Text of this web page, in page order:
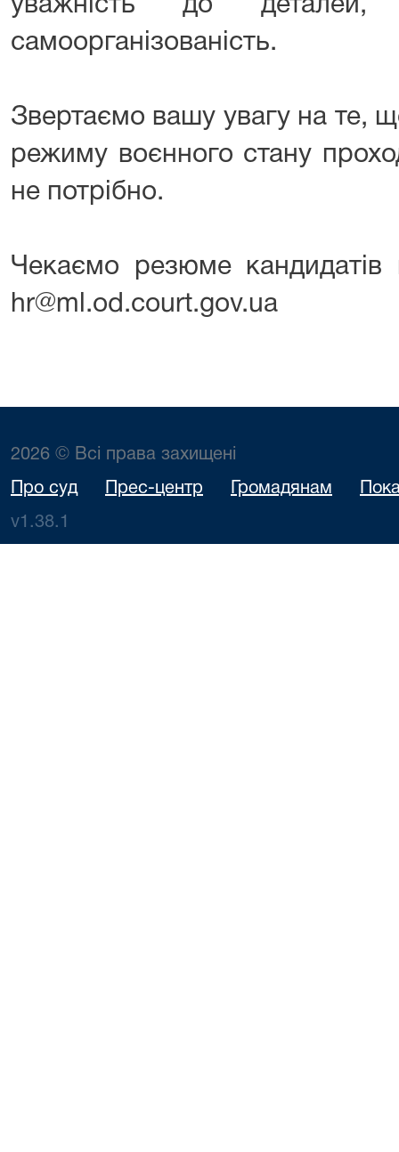
уважність до деталей,
самоорганізованість.
Звертаємо вашу увагу на те,
режиму воєнного стану
не потрібно.
Чекаємо резюме кандидатів
hr@ml.od.court.gov.ua
2026 © Всі права захищені
Про суд Прес-центр Громадянам
v1.38.1